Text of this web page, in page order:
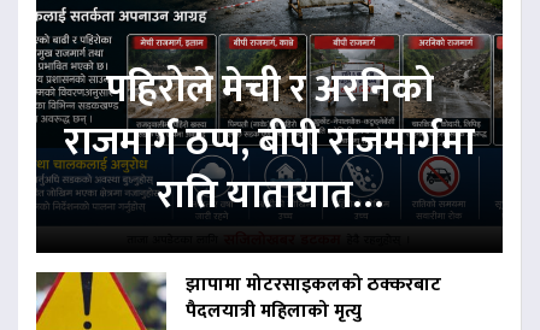
पहिरोले मेची र अरनिको
राजमार्ग ठप्प, बीपी राजमार्गमा
राति यातायात…
झापामा मोटरसाइकलको ठक्करबाट
पैदलयात्री महिलाको मृत्यु